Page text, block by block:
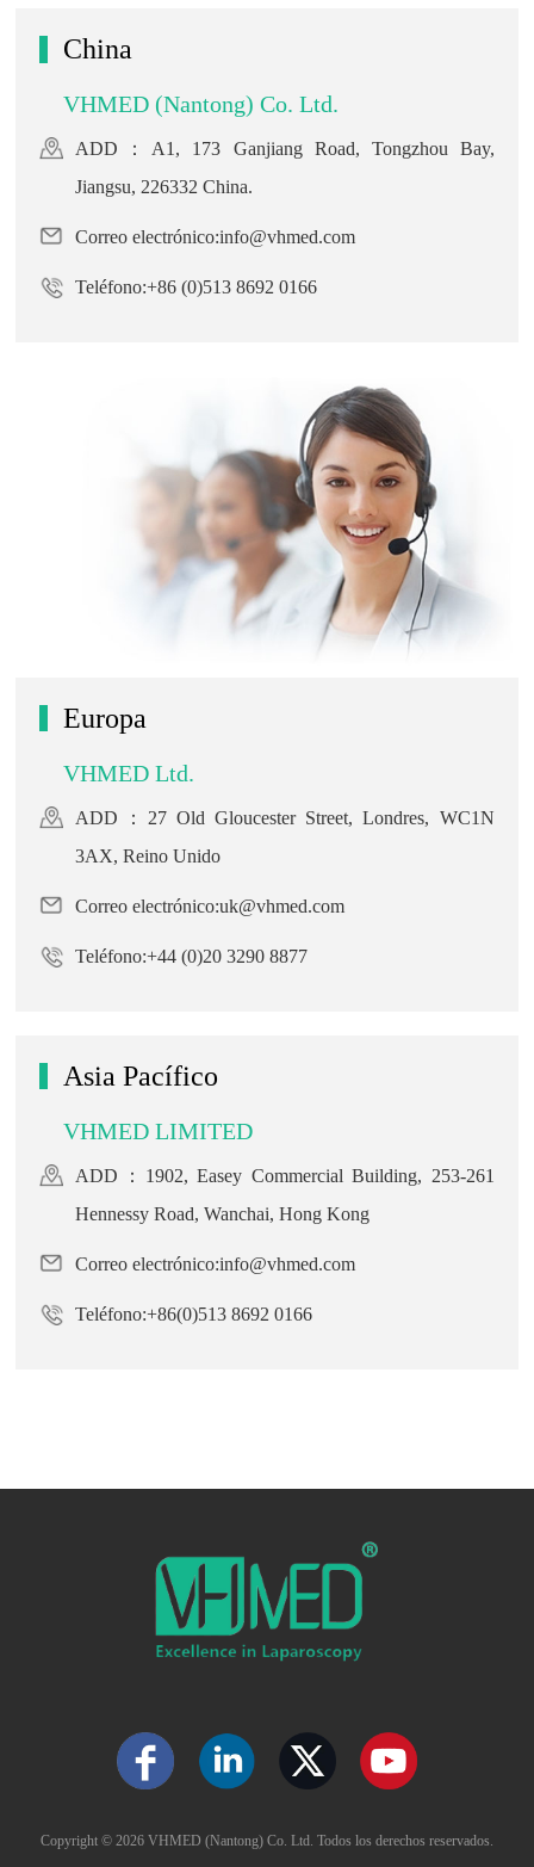
China
VHMED (Nantong) Co. Ltd.
ADD：A1, 173 Ganjiang Road, Tongzhou Bay,
Jiangsu, 226332 China.
Correo electrónico:info@vhmed.com
Teléfono:+86 (0)513 8692 0166
Europa
VHMED Ltd.
ADD：27 Old Gloucester Street, Londres, WC1N
3AX, Reino Unido
Correo electrónico:uk@vhmed.com
Teléfono:+44 (0)20 3290 8877
Asia Pacífico
VHMED LIMITED
ADD：1902, Easey Commercial Building, 253-261
Hennessy Road, Wanchai, Hong Kong
Correo electrónico:info@vhmed.com
Teléfono:+86(0)513 8692 0166
Copyright © 2026 VHMED (Nantong) Co. Ltd. Todos los derechos reservados.